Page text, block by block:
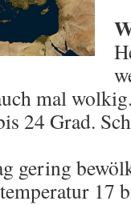
mal
24 Grad.
gering
17